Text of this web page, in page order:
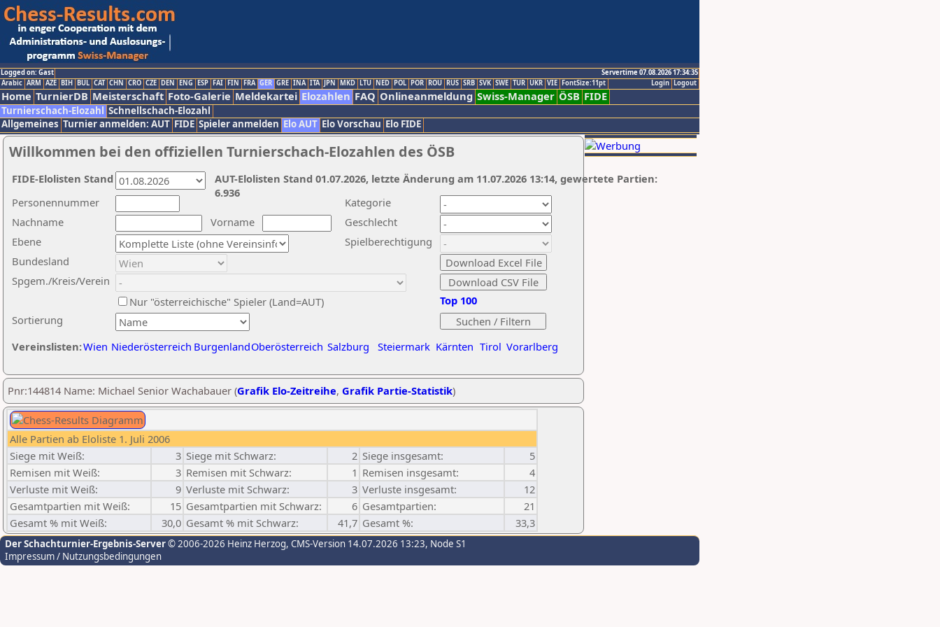
Logged on: Gast
Servertime 07.08.2026 17:34:35
Logout
Login
Arabic ARM AZE BIH BUL CAT CHN CRO CZE DEN ENG ESP FAI FIN FRA GER GRE INA ITA JPN MKD LTU NED POL POR ROU RUS SRB SVK SWE TUR UKR VIE FontSize:11pt
Home TurnierDB Meisterschaft Foto-Galerie Meldekartei Elozahlen FAQ Onlineanmeldung Swiss-Manager ÖSB FIDE
Turnierschach-Elozahl Schnellschach-Elozahl
Allgemeines Turnier anmelden: AUT FIDE Spieler anmelden Elo AUT Elo Vorschau Elo FIDE
Willkommen bei den offiziellen Turnierschach-Elozahlen des ÖSB
Nachname
Vorname
Ebene
Kategorie
Sortierung
Personennummer
Bundesland
Spgem./Kreis/Verein
Geschlecht
Nur "österreichische" Spieler (Land=AUT)
Spielberechtigung
Vereinslisten:Wien Niederösterreich BurgenlandOberösterreich Salzburg Steiermark Kärnten Tirol Vorarlberg
Top 100
AUT-Elolisten Stand 01.07.2026, letzte Änderung am 11.07.2026 13:14, gewertete Partien:
6.936
FIDE-Elolisten Stand
Pnr:144814 Name: Michael Senior Wachabauer (Grafik Elo-Zeitreihe, Grafik Partie-Statistik)
Alle Partien ab Eloliste 1. Juli 2006
Siege mit Weiß:
3 Siege mit Schwarz: 2 Siege insgesamt:
5
Remisen mit Weiß:
3 Remisen mit Schwarz: 1 Remisen insgesamt:
4
Verluste mit Weiß:
9 Verluste mit Schwarz: 3 Verluste insgesamt:
12
Gesamtpartien mit Weiß:
15 Gesamtpartien mit Schwarz: 6 Gesamtpartien:
21
Gesamt % mit Weiß:
30,0 Gesamt % mit Schwarz: 41,7 Gesamt %: 33,3
Der Schachturnier-Ergebnis-Server© 2006-2026 Heinz Herzog, CMS-Version 14.07.2026 13:23, Node S1
Impressum / Nutzungsbedingungen